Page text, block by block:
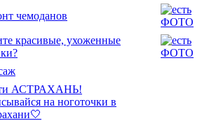
чемоданов
красивые, ухоженные
АСТРАХАНЬ!
на ноготочки в